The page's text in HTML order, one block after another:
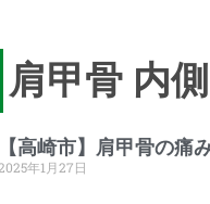
肩甲骨 内
【高崎市】肩甲骨の
年1月27日